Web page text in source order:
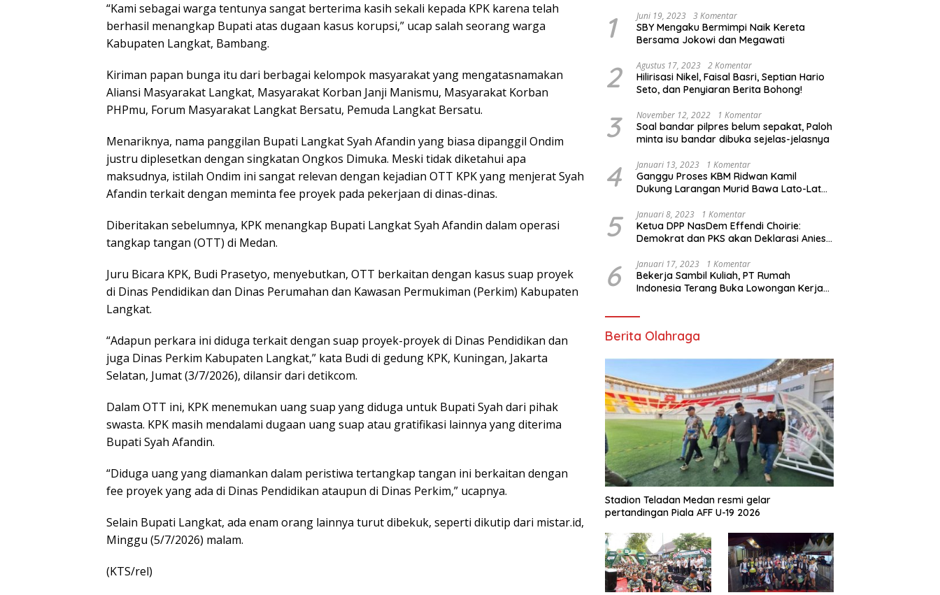
“Kami sebagai warga tentunya sangat berterima kasih sekali kepada KPK karena telah
berhasil menangkap Bupati atas dugaan kasus korupsi,” ucap salah seorang warga
Kabupaten Langkat, Bambang.
Kiriman papan bunga itu dari berbagai kelompok masyarakat yang mengatasnamakan
Aliansi Masyarakat Langkat, Masyarakat Korban Janji Manismu, Masyarakat Korban
PHPmu, Forum Masyarakat Langkat Bersatu, Pemuda Langkat Bersatu.
Menariknya, nama panggilan Bupati Langkat Syah Afandin yang biasa dipanggil Ondim
justru diplesetkan dengan singkatan Ongkos Dimuka. Meski tidak diketahui apa
maksudnya, istilah Ondim ini sangat relevan dengan kejadian OTT KPK yang menjerat Syah
Afandin terkait dengan meminta fee proyek pada pekerjaan di dinas-dinas.
Diberitakan sebelumnya, KPK menangkap Bupati Langkat Syah Afandin dalam operasi
tangkap tangan (OTT) di Medan.
Juru Bicara KPK, Budi Prasetyo, menyebutkan, OTT berkaitan dengan kasus suap proyek
di Dinas Pendidikan dan Dinas Perumahan dan Kawasan Permukiman (Perkim) Kabupaten
Langkat.
“Adapun perkara ini diduga terkait dengan suap proyek-proyek di Dinas Pendidikan dan
juga Dinas Perkim Kabupaten Langkat,” kata Budi di gedung KPK, Kuningan, Jakarta
Selatan, Jumat (3/7/2026), dilansir dari detikcom.
Dalam OTT ini, KPK menemukan uang suap yang diduga untuk Bupati Syah dari pihak
swasta. KPK masih mendalami dugaan uang suap atau gratifikasi lainnya yang diterima
Bupati Syah Afandin.
“Diduga uang yang diamankan dalam peristiwa tertangkap tangan ini berkaitan dengan
fee proyek yang ada di Dinas Pendidikan ataupun di Dinas Perkim,” ucapnya.
Selain Bupati Langkat, ada enam orang lainnya turut dibekuk, seperti dikutip dari mistar.id,
Minggu (5/7/2026) malam.
(KTS/rel)
1 Juni 19, 2023 3 Komentar
SBY Mengaku Bermimpi Naik Kereta
Bersama Jokowi dan Megawati
2 Agustus 17, 2023 2 Komentar
Hilirisasi Nikel, Faisal Basri, Septian Hario
Seto, dan Penyiaran Berita Bohong!
3 November 12, 2022 1 Komentar
Soal bandar pilpres belum sepakat, Paloh
minta isu bandar dibuka sejelas-jelasnya
4 Januari 13, 2023 1 Komentar
Ganggu Proses KBM Ridwan Kamil
Dukung Larangan Murid Bawa Lato-Lato
5 Januari 8, 2023 1 Komentar
Ketua DPP NasDem Effendi Choirie:
Demokrat dan PKS akan Deklarasi Anies
6 Januari 17, 2023 1 Komentar
Bekerja Sambil Kuliah, PT Rumah
Indonesia Terang Buka Lowongan Kerja
Berita Olahraga
Stadion Teladan Medan resmi gelar
pertandingan Piala AFF U-19 2026